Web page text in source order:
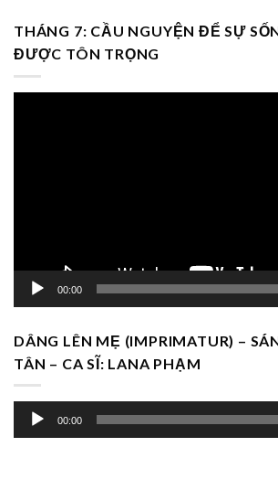
THÁNG 7: CẦU NGUYỆN ĐỂ SỰ
ĐƯỢC TÔN TRỌNG
00:00
DÂNG LÊN MẸ (IMPRIMATUR) –
TÂN – CA SĨ: LANA PHẠM
Trình
chơi
00:00